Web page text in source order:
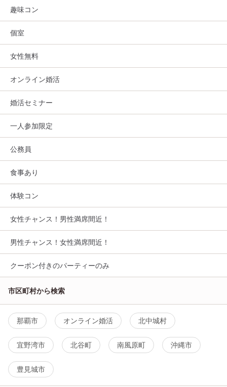
趣味コン
個室
女性無料
オンライン婚活
婚活セミナー
一人参加限定
公務員
食事あり
体験コン
女性チャンス！男性満席間近！
男性チャンス！女性満席間近！
クーポン付きのパーティーのみ
市区町村から検索
那覇市 オンライン婚活 北中城村
宜野湾市 北谷町 南風原町 沖縄市
豊見城市